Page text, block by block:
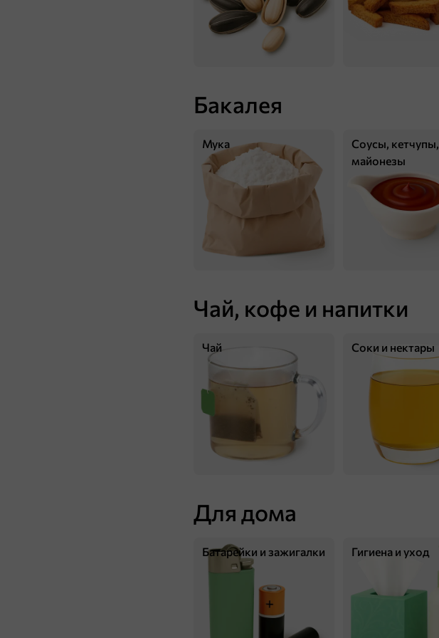
100 г
Сухарики со вкусом краба «Кириешки», 100 г
В корзину
181 ₸
В корзину
Бакалея
Мука
Соусы, кетчупы,
майонезы
Чай, кофе и напитки
Чай Соки и нектары
Для дома
Батарейки и зажигалки Гигиена и уход